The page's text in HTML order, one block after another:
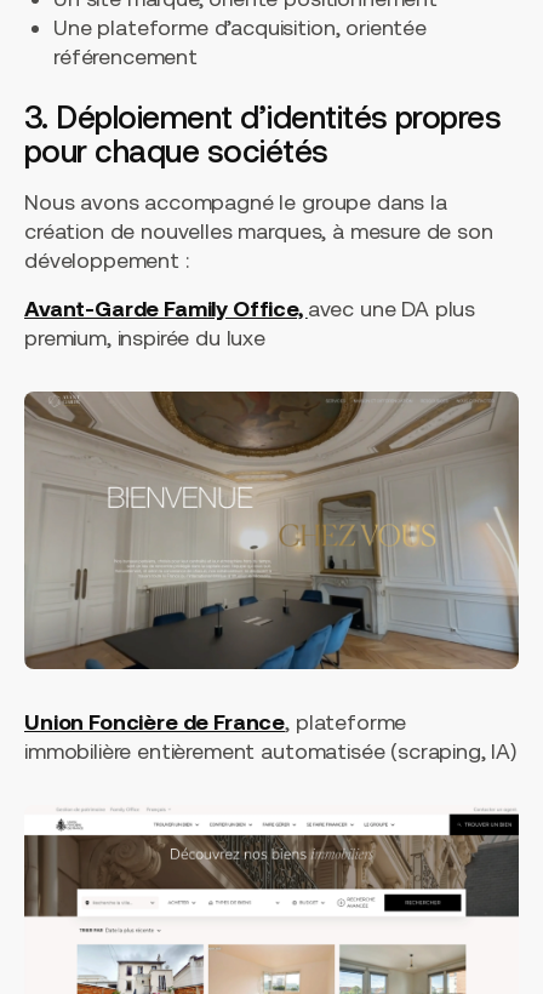
Une plateforme d’acquisition, orientée
référencement
3. Déploiement d’identités propres
pour chaque sociétés
Nous avons accompagné le groupe dans la
création de nouvelles marques, à mesure de son
développement :
Avant-Garde Family Office, avec une DA plus
premium, inspirée du luxe
Union Foncière de France, plateforme
immobilière entièrement automatisée (scraping, IA)